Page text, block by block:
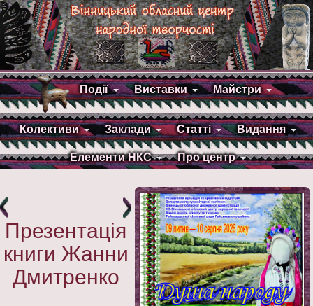
Події Виставки Майстри
Колективи Заклади Статті Видання
Елементи НКС Про центр
Презентація
книги Жанни
Дмитренко